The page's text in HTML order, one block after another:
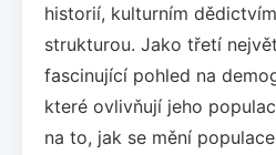
historií, kulturním
strukturou. Jako třetí
fascinující pohled na
které ovlivňují jeho
na to, jak se mění